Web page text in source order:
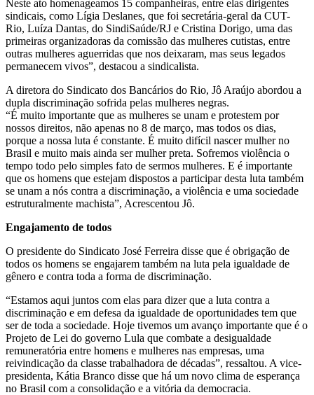
Neste ato homenageamos 15 companheiras, entre elas dirigentes
sindicais, como Lígia Deslanes, que foi secretária-geral da CUT-
Rio, Luíza Dantas, do SindiSaúde/RJ e Cristina Dorigo, uma das
primeiras organizadoras da comissão das mulheres cutistas, entre
outras mulheres aguerridas que nos deixaram, mas seus legados
permanecem vivos”, destacou a sindicalista.
A diretora do Sindicato dos Bancários do Rio, Jô Araújo abordou a
dupla discriminação sofrida pelas mulheres negras.
“É muito importante que as mulheres se unam e protestem por
nossos direitos, não apenas no 8 de março, mas todos os dias,
porque a nossa luta é constante. É muito difícil nascer mulher no
Brasil e muito mais ainda ser mulher preta. Sofremos violência o
tempo todo pelo simples fato de sermos mulheres. E é importante
que os homens que estejam dispostos a participar desta luta também
se unam a nós contra a discriminação, a violência e uma sociedade
estruturalmente machista”, Acrescentou Jô.
Engajamento de todos
O presidente do Sindicato José Ferreira disse que é obrigação de
todos os homens se engajarem também na luta pela igualdade de
gênero e contra toda a forma de discriminação.
“Estamos aqui juntos com elas para dizer que a luta contra a
discriminação e em defesa da igualdade de oportunidades tem que
ser de toda a sociedade. Hoje tivemos um avanço importante que é o
Projeto de Lei do governo Lula que combate a desigualdade
remuneratória entre homens e mulheres nas empresas, uma
reivindicação da classe trabalhadora de décadas”, ressaltou. A vice-
presidenta, Kátia Branco disse que há um novo clima de esperança
no Brasil com a consolidação e a vitória da democracia.